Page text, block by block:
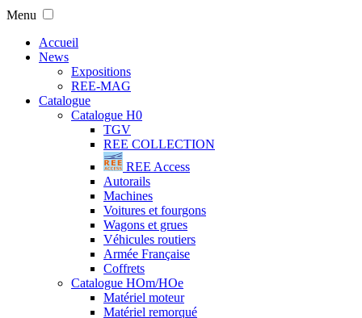
Menu
Accueil
News
Expositions
REE-MAG
Catalogue
Catalogue H0
TGV
REE COLLECTION
REE Access
Autorails
Machines
Voitures et fourgons
Wagons et grues
Véhicules routiers
Armée Française
Coffrets
Catalogue HOm/HOe
Matériel moteur
Matériel remorqué